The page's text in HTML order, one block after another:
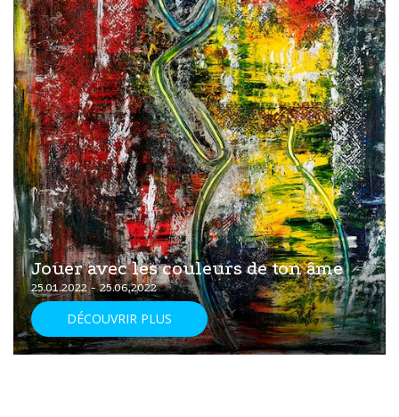
Jouer avec les couleurs de ton âme
25.01.2022 - 25.06.2022
DÉCOUVRIR PLUS